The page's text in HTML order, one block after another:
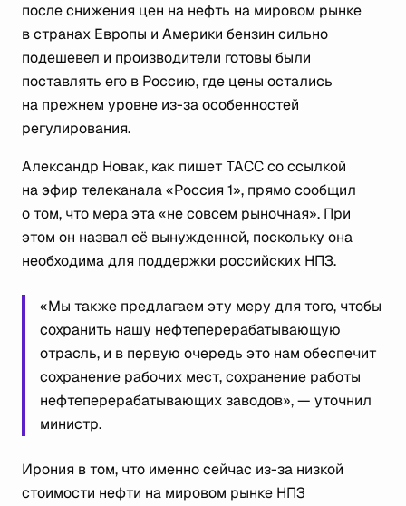
после снижения цен на нефть на мировом рынке
в странах Европы и Америки бензин сильно
подешевел и производители готовы были
поставлять его в Россию, где цены остались
на прежнем уровне из-за особенностей
регулирования.
Александр Новак, как пишет ТАСС со ссылкой
на эфир телеканала «Россия 1», прямо сообщил
о том, что мера эта «не совсем рыночная». При
этом он назвал её вынужденной, поскольку она
необходима для поддержки российских НПЗ.
«Мы также предлагаем эту меру для того, чтобы
сохранить нашу нефтеперерабатывающую
отрасль, и в первую очередь это нам обеспечит
сохранение рабочих мест, сохранение работы
нефтеперерабатывающих заводов», — уточнил
министр.
Ирония в том, что именно сейчас из-за низкой
стоимости нефти на мировом рынке НПЗ